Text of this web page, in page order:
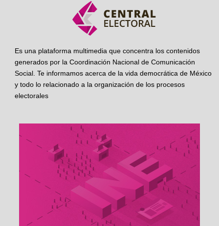
Es una plataforma multimedia que concentra los contenidos
generados por la Coordinación Nacional de Comunicación
Social. Te informamos acerca de la vida democrática de México
y todo lo relacionado a la organización de los procesos
electorales